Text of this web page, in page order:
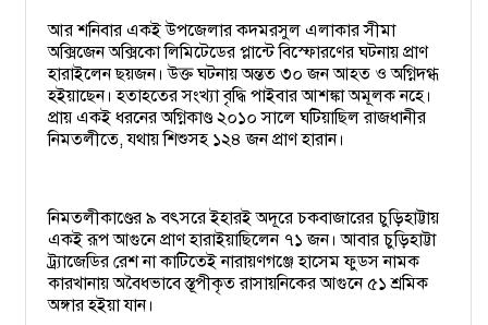
আর শনিবার একই উপজেলার কদমরসুল এলাকার সীমা
অক্সিজেন অক্সিকো লিমিটেডের প্লান্টে বিস্ফোরণের ঘটনায় প্রাণ
হারাইলেন ছয়জন। উক্ত ঘটনায় অন্তত ৩০ জন আহত ও অগ্নিদগ্ধ
হইয়াছেন। হতাহতের সংখ্যা বৃদ্ধি পাইবার আশঙ্কা অমূলক নহে।
প্রায় একই ধরনের অগ্নিকাণ্ড ২০১০ সালে ঘটিয়াছিল রাজধানীর
নিমতলীতে, যথায় শিশুসহ ১২৪ জন প্রাণ হারান।
নিমতলীকাণ্ডের ৯ বৎসরে ইহারই অদূরে চকবাজারের চুড়িহাট্টায়
একই রূপ আগুনে প্রাণ হারাইয়াছিলেন ৭১ জন। আবার চুড়িহাট্টা
ট্র্যাজেডির রেশ না কাটিতেই নারায়ণগঞ্জে হাসেম ফুডস নামক
কারখানায় অবৈধভাবে স্তূপীকৃত রাসায়নিকের আগুনে ৫১ শ্রমিক
অঙ্গার হইয়া যান।